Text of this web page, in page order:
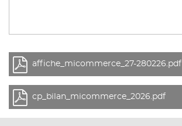
affiche_micommerce_27-280226.pdf
cp_bilan_micommerce_2026.pdf